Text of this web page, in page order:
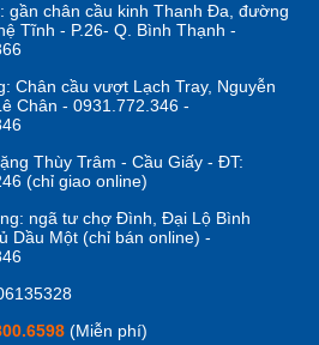
gần chân cầu kinh Thanh Đa, đường
Tĩnh - P.26- Q. Bình Thạnh -
Chân cầu vượt Lạch Tray, Nguyễn
Chân - 0931.772.346 -
Thùy Trâm - Cầu Giấy - ĐT:
(chỉ giao online)
ngã tư chợ Đình, Đại Lộ Bình
Dầu Một (chỉ bán online) -
(Miễn phí)